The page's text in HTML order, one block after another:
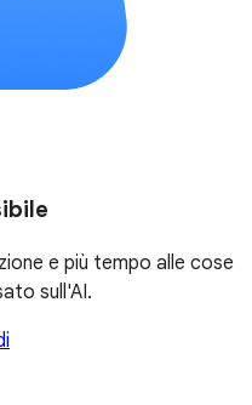
e più tempo alle cose
sull'AI.